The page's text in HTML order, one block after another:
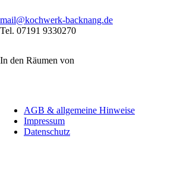
mail@kochwerk-backnang.de
Tel. 07191 9330270
In den Räumen von
überspringenAGB & allgemeine Hinweise
Impressum
Datenschutz